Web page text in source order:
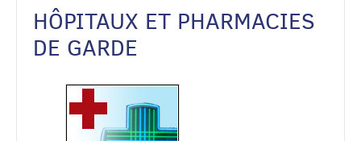
vum CGDIS, dorënner e Boot, virgestallt. Méi Infoen op
112.lu
Luxembourg, Luxembourg
HÔPITAUX ET PHARMACIES
DE GARDE